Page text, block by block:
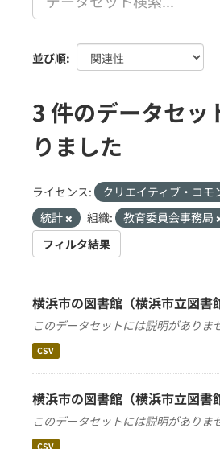
並び順
3 件のデータセッ
りました
ライセンス: クリエイティブ・コモ
統計
組織:
教育委員会事務局
フィルタ結果
横浜市の図書館（横浜市立図書
このデータセットには説明がありま
CSV
横浜市の図書館（横浜市立図書
このデータセットには説明がありま
CSV